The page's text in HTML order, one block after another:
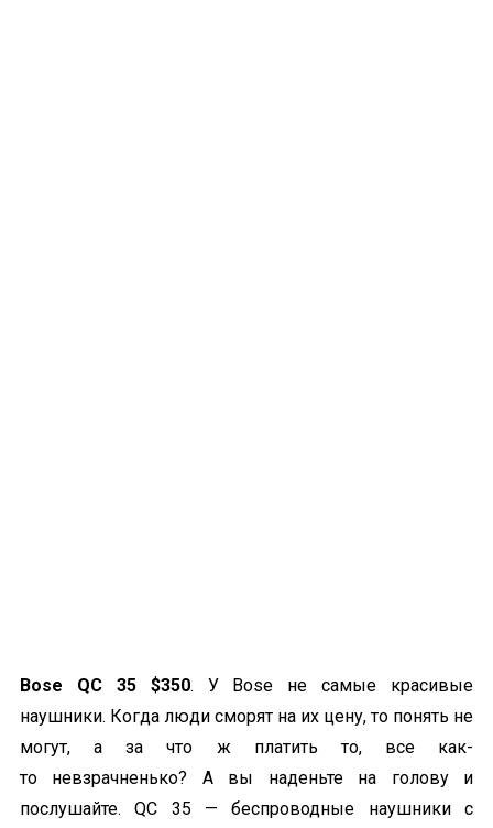
Bose QC 35 $350. У Bose не самые красивые
наушники. Когда люди сморят на их цену, то понять не
могут, а за что ж платить то, все как-
то невзрачненько? А вы наденьте на голову и
послушайте. QC 35 — беспроводные наушники с